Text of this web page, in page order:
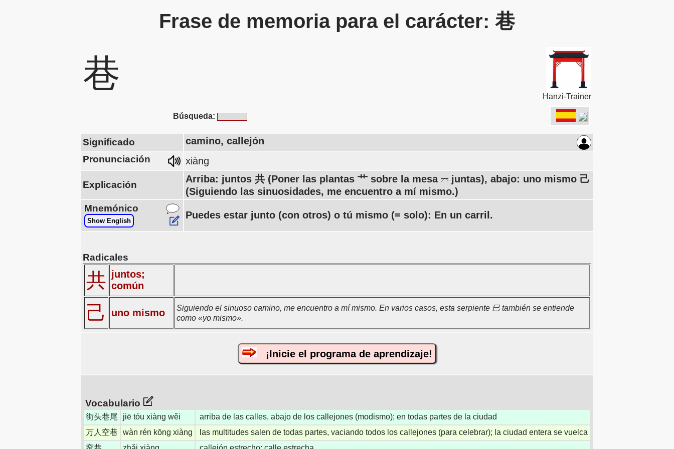
Frase de memoria para el carácter: 巷
巷
Hanzi-Trainer
Búsqueda:
Significado camino, callejón
Pronunciación xiàng
Explicación
Arriba: juntos 共 (Poner las plantas 艹 sobre la mesa
juntas), abajo: uno mismo 己
(Siguiendo las sinuosidades, me encuentro a mí mismo.)
Mnemónico
Show English
Puedes estar junto (con otros) o tú mismo (= solo): En un carril.
Radicales
共 juntos;
común
己 uno mismo
Siguiendo el sinuoso camino, me encuentro a mí mismo. En varios casos, esta serpiente 巳 también se entiende
como «yo mismo».
¡Inicie el programa de aprendizaje!
Vocabulario
街头巷尾 jiē tóu xiàng wěi
arriba de las calles, abajo de los callejones (modismo); en todas partes de la ciudad
万人空巷
wàn rén kōng xiàng
las multitudes salen de todas partes, vaciando todos los callejones (para celebrar); la ciudad entera se vuelca